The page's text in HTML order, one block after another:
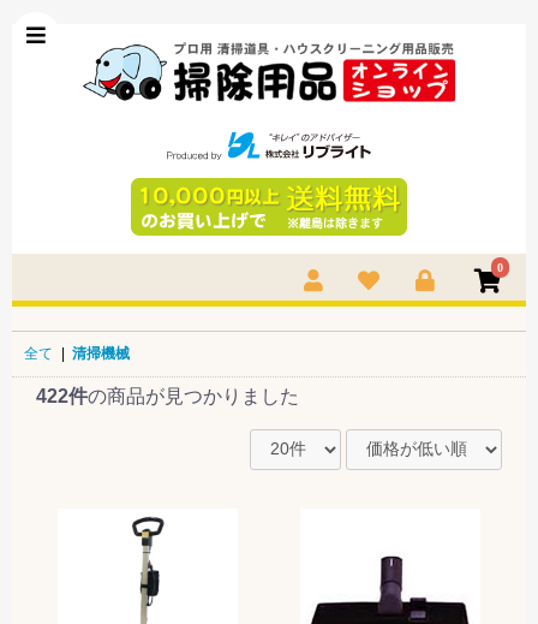
0
全て | 清掃機械
422件の商品が見つかりました